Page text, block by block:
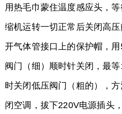
用热毛巾蒙住温度感应头，
缩机运转一切正常后关闭高
开气体管接口上的保护帽，
阀门（细）顺时针关闭，最
时关闭低压阀门（粗的），
闭空调，拔下220V电源插头